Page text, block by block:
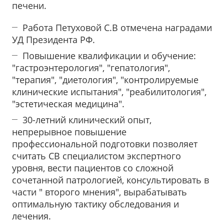
печени.
Работа Петуховой С.В отмечена наградами
УД Президента РФ.
Повышение квалификации и обучение:
"гастроэнтерология", "гепатология",
"терапия", "диетология", "контролируемые
клинические испытания", "реабилитология",
"эстетическая медицина".
30-летний клинический опыт,
непрерывное повышение
профессиональной подготовки позволяет
считать СВ специалистом экспертного
уровня, вести пациентов со сложной
сочетанной патрологией, консультировать в
части " второго мнения", вырабатывать
оптимальную тактику обследования и
лечения.